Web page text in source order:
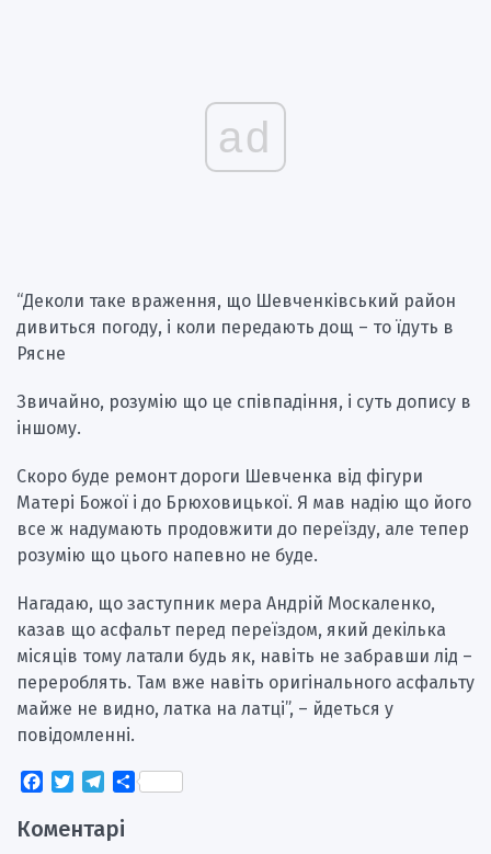
ad
“Деколи таке враження, що Шевченківський район
дивиться погоду, і коли передають дощ – то їдуть в
Рясне
Звичайно, розумію що це співпадіння, і суть допису в
іншому.
Скоро буде ремонт дороги Шевченка від фігури
Матері Божої і до Брюховицької. Я мав надію що його
все ж надумають продовжити до переїзду, але тепер
розумію що цього напевно не буде.
Нагадаю, що заступник мера Андрій Москаленко,
казав що асфальт перед переїздом, який декілька
місяців тому латали будь як, навіть не забравши лід –
перероблять. Там вже навіть оригінального асфальту
майже не видно, латка на латці”, – йдеться у
повідомленні.
Facebook
TwitterTelegram
Поділитися
Коментарі